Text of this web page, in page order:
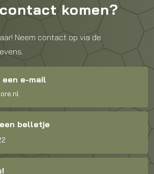
komen?
Neem contact op via de
e-mail
belletje